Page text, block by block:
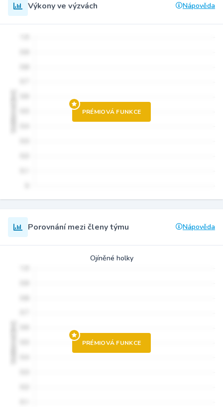
Výkony ve výzvách Nápověda
PRÉMIOVÁ FUNKCE
Porovnání mezi členy týmu Nápověda
Ojíněné holky
PRÉMIOVÁ FUNKCE